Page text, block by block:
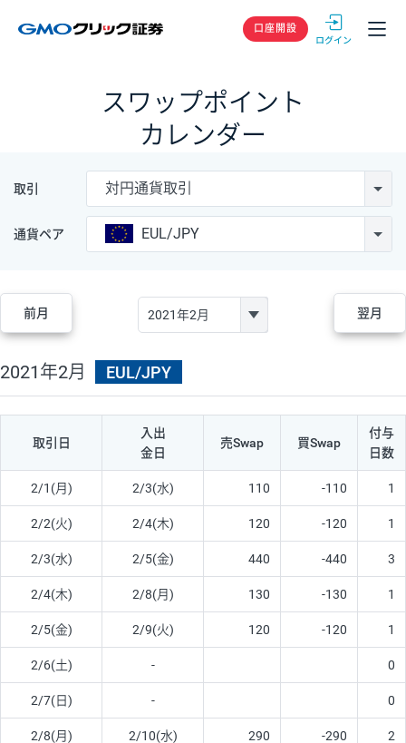
GMOクリック
口座開設
スワップポイント
カレンダー
取引 対円通貨取引
通貨ペア EUL/JPY
前月 翌月
2021年2月 EUL/JPY
取引日
入出
金日
売Swap 買Swap
付与
日数
2/1(月) 2/3(水) 110 -110 1
2/2(火) 2/4(木) 120 -120 1
2/3(水) 2/5(金) 440 -440 3
2/4(木) 2/8(月) 130 -130 1
2/5(金) 2/9(火) 120 -120 1
2/6(土) - 0
2/7(日) - 0
2/8(月) 2/10(水) 290 -290 2